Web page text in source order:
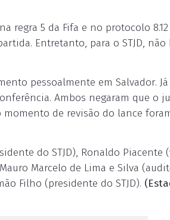
5 da Fifa e no protocolo 8.12
Entretanto, para o STJD, não
pessoalmente em Salvador.
Ambos negaram que o
de revisão do lance
do STJD), Ronaldo Piacente
Marcelo de Lima e Silva
Filho (presidente do STJD).